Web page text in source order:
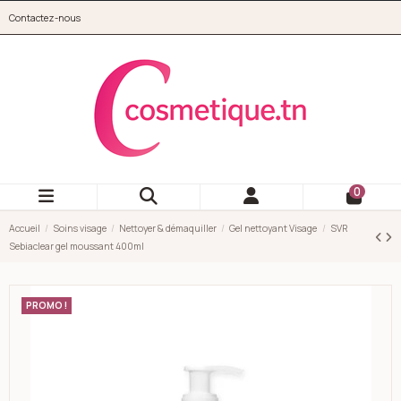
Contactez-nous
0
Accueil Soins visage Nettoyer & démaquiller Gel nettoyant Visage
SVR
Sebiaclear gel moussant 400ml
PROMO !